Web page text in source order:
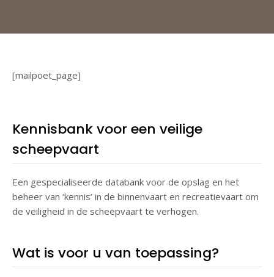
[mailpoet_page]
Kennisbank voor een veilige
scheepvaart
Een gespecialiseerde databank voor de opslag en het
beheer van ‘kennis’ in de binnenvaart en recreatievaart om
de veiligheid in de scheepvaart te verhogen.
Wat is voor u van toepassing?